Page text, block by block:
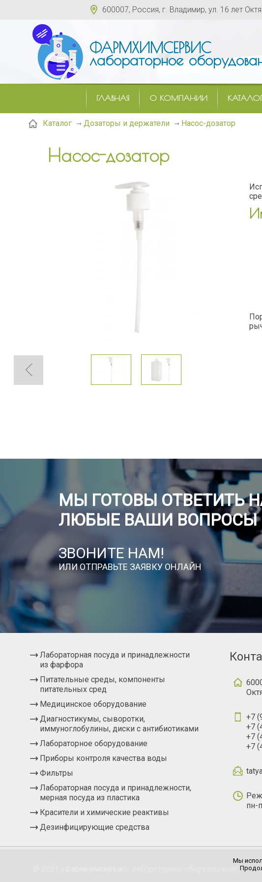
Мы
600007, Россия, г. Владимир, ул. 16 лет
ФАРМХИМСЕРВИС
лабораторное
ГЛАВНАЯ О КОМПАНИИ
Каталог Дозаторы и держатели Насос-дозатор
Насос-дозатор
МЫ ГОТОВЫ ОТВЕТИТЬ
ЛЮБЫЕ ВАШИ ВОПРОСЫ
ЗВОНИТЕ НАМ!
ИЛИ ОТПРАВЬТЕ ЗАЯВКУ ОНЛАЙН
Лабораторная посуда и принадлежности
из фарфора
Питательные среды, компоненты
питательных сред
Медицинское оборудование
Диагностикумы, сыворотки,
иммуноглобулины, диски с антибиотиками
Лабораторное оборудование
Приборы контроля качества воды
Фильтры
Лабораторная посуда и принадлежности,
мерная посуда из пластика
Красители и химические реактивы
Дезинфицирующие средства
+7
+7
+7
+7
пн-